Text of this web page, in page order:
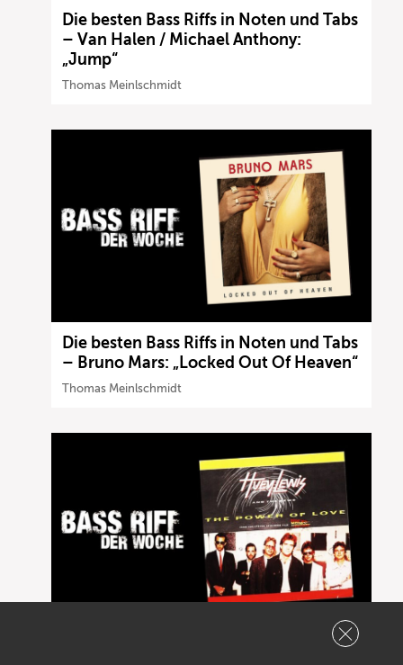
Die besten Bass Riffs in Noten und Tabs
– Van Halen / Michael Anthony:
„Jump“
Thomas Meinlschmidt
Die besten Bass Riffs in Noten und Tabs
– Bruno Mars: „Locked Out Of Heaven“
Thomas Meinlschmidt
Die besten Bass Riffs in Noten und Tabs